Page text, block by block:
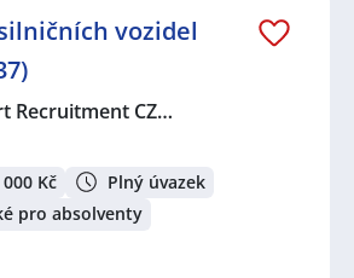
vozidel
Recruitment CZ…
Kč
Plný úvazek
pro absolventy